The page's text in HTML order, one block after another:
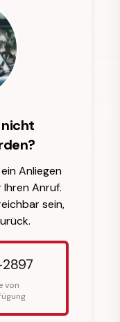
nicht
Anliegen
Anruf.
sein,
von